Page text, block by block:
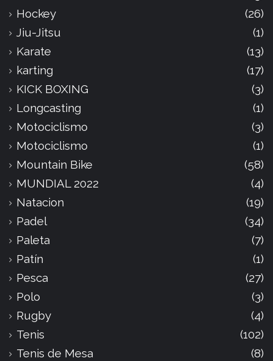
Hockey
(26)
Jiu-Jitsu
(1)
Karate
(13)
karting
(17)
KICK BOXING
(3)
Longcasting
(1)
Motociclismo
(3)
Motociclismo
(1)
Mountain Bike
(58)
MUNDIAL 2022
(4)
Natacion
(19)
Padel
(34)
Paleta
(7)
Patín
(1)
Pesca
(27)
Polo
(3)
Rugby
(4)
Tenis
(102)
Tenis de Mesa
(8)